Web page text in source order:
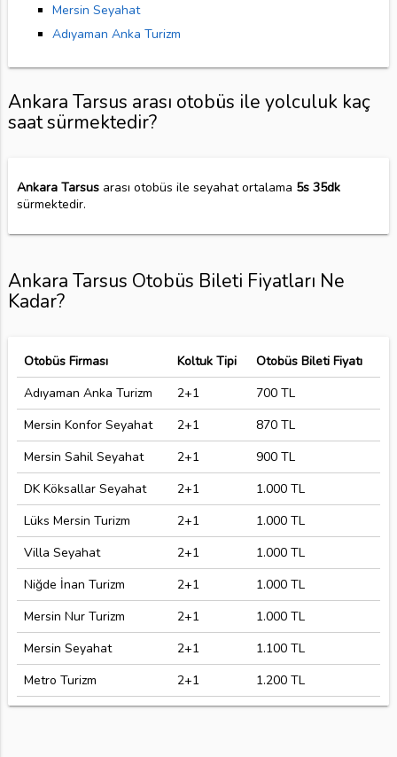
Mersin Seyahat
Adıyaman Anka Turizm
Ankara Tarsus arası otobüs ile yolculuk kaç
saat sürmektedir?
Ankara Tarsusarası otobüs ile seyahat ortalama 5s 35dk
sürmektedir.
Ankara Tarsus Otobüs Bileti Fiyatları Ne
Kadar?
Otobüs Firması Koltuk Tipi
Otobüs Bileti Fiyatı
Adıyaman Anka Turizm
2+1
700 TL
Mersin Konfor Seyahat
2+1
870 TL
Mersin Sahil Seyahat
2+1
900 TL
DK Köksallar Seyahat
2+1
1.000 TL
Lüks Mersin Turizm
2+1
1.000 TL
Villa Seyahat
2+1
1.000 TL
Niğde İnan Turizm
2+1
1.000 TL
Mersin Nur Turizm
2+1
1.000 TL
Mersin Seyahat
2+1
1.100 TL
Metro Turizm
2+1 1.200 TL